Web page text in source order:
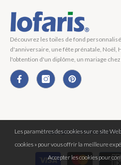
Découvrez les toiles de fond
d'anniversaire, une fête prénatale, Noël,
l'obtention d'un diplôme, un mariage
Copyright © 2026 Lofaris®
Les paramètres des cookies sur ce site
cookies » pour vous offrir la meilleure
Accepter les cookies pour